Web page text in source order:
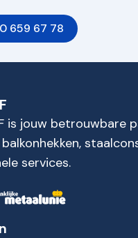
659 67 78
is jouw betrouwbare
services.